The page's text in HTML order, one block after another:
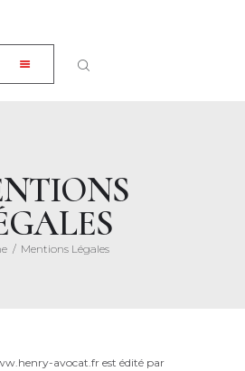
Mentions Légales
avocat.fr est édité par